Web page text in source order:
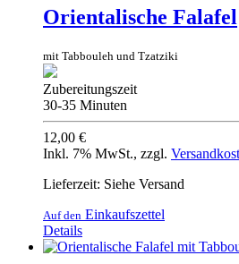
Orientalische Falafel
mit Tabbouleh und Tzatziki
Zubereitungszeit
30-35 Minuten
12,00 €
Inkl. 7% MwSt., zzgl.
Lieferzeit: Siehe Versand
Auf den Einkaufszettel
Details